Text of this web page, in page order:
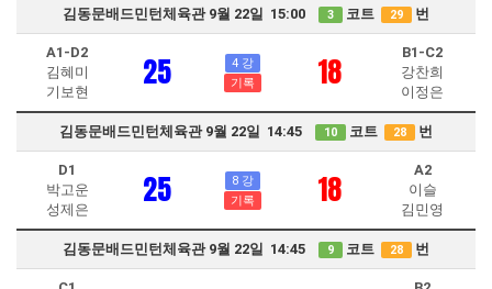
김동문배드민턴체육관 9월 22일 15:00 3 코트 29 번
A1-D2
김혜미
기보현
25
4 강
기록
18
B1-C2
강찬희
이정은
김동문배드민턴체육관 9월 22일 14:45 10 코트 28 번
D1
박고운
성제은
25
8 강
기록
18
A2
이슬
김민영
김동문배드민턴체육관 9월 22일 14:45 9 코트 28 번